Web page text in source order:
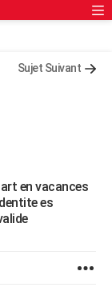
Sujet Suivant
en vacances
es